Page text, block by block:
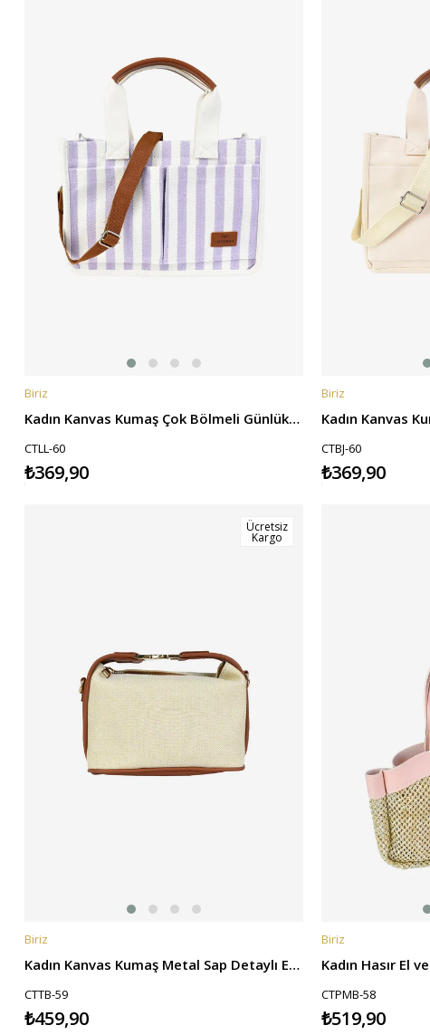
SEPETE EKLE
Biriz
Kadın Kanvas Kumaş Çok Bölmeli Günlük El ve Omuz Çantası -Lila
CTLL-60
₺369,90
SEPETE EKLE
Biriz
CTBJ-60
₺369,90
SEPETE EKLE
Ücretsiz
Kargo
Biriz
Kadın Kanvas Kumaş Metal Sap Detaylı El ve Omuz Çantası - Taba
CTTB-59
₺459,90
SEPETE EKLE
Biriz
CTPMB-58
₺519,90